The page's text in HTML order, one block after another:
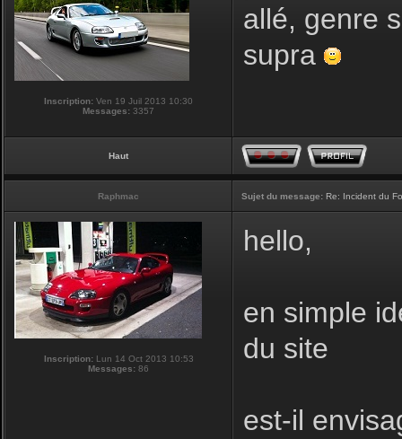
Inscription: Ven 19 Juil 2013 10:30
Messages: 3357
allé, genre
supra
Haut
Raphmac Sujet du message: Re: Incident du
Inscription:Lun 14 Oct 2013 10:53
Messages: 86
hello,
en simple
du site
est-il